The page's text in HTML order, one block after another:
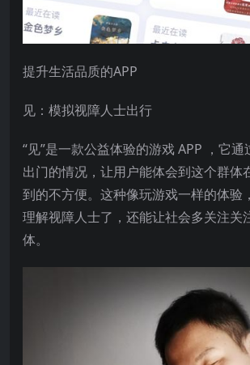
提升生活品质的APP
见：模拟视障人士出行
“见”是一款公益体验的游戏 APP ，它
出门的情况，让用户能体会到这个群体
到的不方便。这种像玩游戏一样的体验
理解视障人士了，还能让社会多关注关
体。